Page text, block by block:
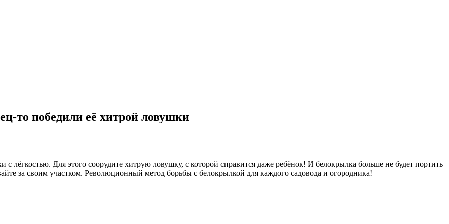
то победили её хитрой ловушки
с лёгкостью. Для этого соорудите хитрую ловушку, с которой справится даже ребёнок! И белокрылка больше не будет портить
за своим участком. Революционный метод борьбы с белокрылкой для каждого садовода и огородника!